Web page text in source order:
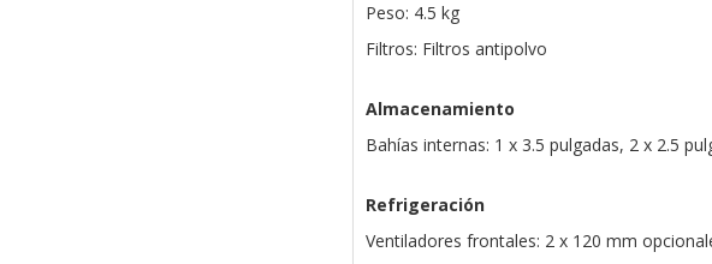
Peso: 4.5 kg
Filtros: Filtros antipolvo
Almacenamiento
Bahías internas: 1 x 3.5 pulgadas, 2 x 2.5
Refrigeración
Ventiladores frontales: 2 x 120 mm